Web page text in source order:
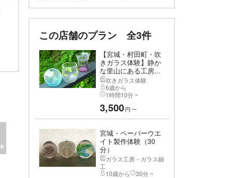
この店舗のプラン 全3件
【宮城・村田町・吹
きガラス体験】静か
な里山にある工房...
吹きガラス体験
6歳から
1時間10分 ~
3,500円 〜
宮城・ペーパーウエ
イト製作体験（30
分）
ガラス工房・ガラス細
工
10歳から
30分 ~